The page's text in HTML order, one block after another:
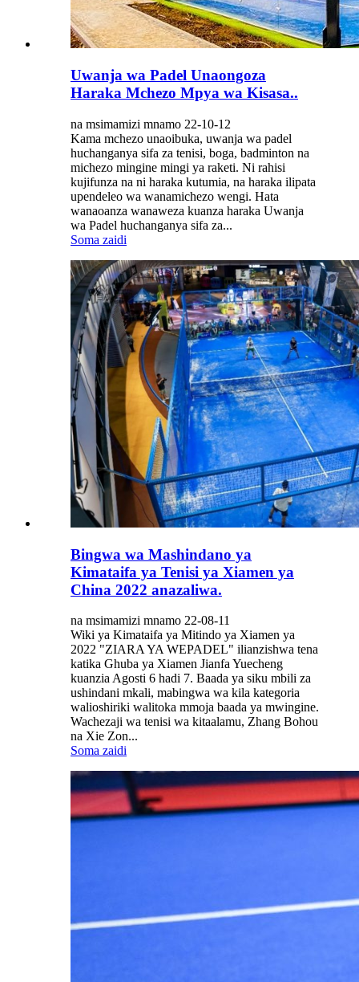
Uwanja wa Padel Unaongoza
Haraka Mchezo Mpya wa Kisasa..
na msimamizi mnamo 22-10-12
Kama mchezo unaoibuka, uwanja wa padel
huchanganya sifa za tenisi, boga, badminton na
michezo mingine mingi ya raketi. Ni rahisi
kujifunza na ni haraka kutumia, na haraka ilipata
upendeleo wa wanamichezo wengi. Hata
wanaoanza wanaweza kuanza haraka Uwanja
wa Padel huchanganya sifa za...
Soma zaidi
Bingwa wa Mashindano ya
Kimataifa ya Tenisi ya Xiamen ya
China 2022 anazaliwa.
na msimamizi mnamo 22-08-11
Wiki ya Kimataifa ya Mitindo ya Xiamen ya
2022 "ZIARA YA WEPADEL" ilianzishwa tena
katika Ghuba ya Xiamen Jianfa Yuecheng
kuanzia Agosti 6 hadi 7. Baada ya siku mbili za
ushindani mkali, mabingwa wa kila kategoria
walioshiriki walitoka mmoja baada ya mwingine.
Wachezaji wa tenisi wa kitaalamu, Zhang Bohou
na Xie Zon...
Soma zaidi